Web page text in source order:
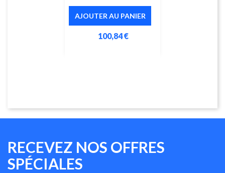
AJOUTER AU PANIER
100,84 €
RECEVEZ NOS OFFRES
SPÉCIALES